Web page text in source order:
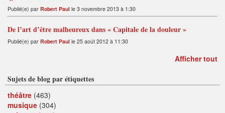
Publié(e) par Robert Paul le 3 novembre 2013 à 1:30
De l’art d’être malheureux dans « Capitale de la douleur »
Publié(e) par Robert Paul le 25 août 2012 à 11:30
Afficher tout
Sujets de blog par étiquettes
théâtre (463)
musique (304)